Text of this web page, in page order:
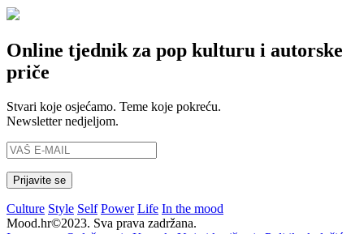
Online tjednik za pop kulturu i autorske
priče
Stvari koje osjećamo. Teme koje pokreću.
Newsletter nedjeljom.
Culture Style Self Power Life In the mood
Mood.hr©2023. Sva prava zadržana.